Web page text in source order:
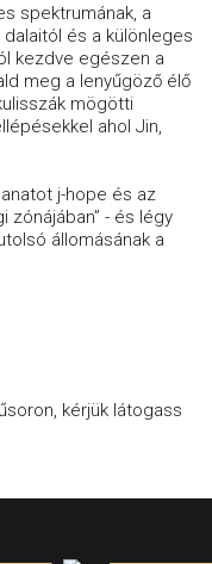
spektrumának, a
dalaitól és a különleges
kezdve egészen a
meg a lenyűgöző élő
mögötti
ahol Jin,
j-hope és az
zónájában” - és légy
állomásának a
kérjük látogass